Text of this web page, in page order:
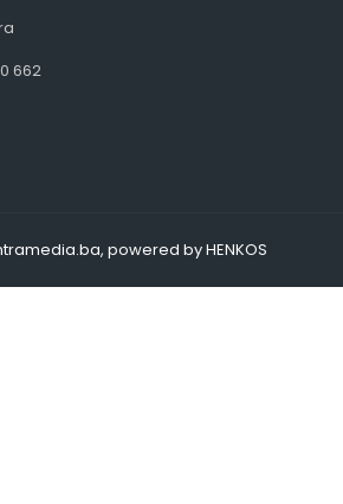
662
powered by HENKOS